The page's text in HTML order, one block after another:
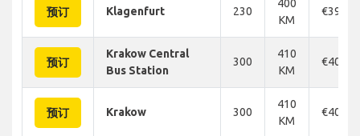
预订 Klagenfurt 230
400
KM
€390
预订
Krakow Central
Bus Station
300
410
KM
€404
预订 Krakow 300
410
KM
€404